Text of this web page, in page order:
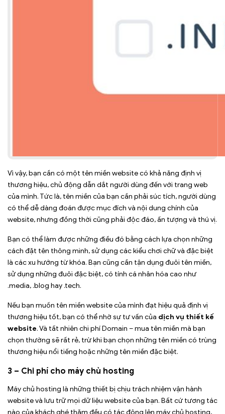
Vì vậy, bạn cần có một tên miền website có khả năng định vị
thương hiệu, chủ động dẫn dắt người dùng đến với trang web
của mình. Tức là, tên miền của bạn cần phải súc tích, người dùng
có thể dễ dàng đoán được mục đích và nội dung chính của
website, nhưng đồng thời cũng phải độc đáo, ấn tượng và thú vị.
Bạn có thể làm được những điều đó bằng cách lựa chọn những
cách đặt tên thông minh, sử dụng các kiểu chơi chữ và đặc biệt
là các xu hướng từ khóa. Bạn cũng cần tận dụng đuôi tên miền,
sử dụng những đuôi đặc biệt, có tính cá nhân hóa cao như
.media, .blog hay .tech.
Nếu bạn muốn tên miền website của mình đạt hiệu quả định vị
thương hiệu tốt, bạn có thể nhờ sự tư vấn của dịch vụ thiết kế
website. Và tất nhiên chi phí Domain – mua tên miền mà bạn
chọn thường sẽ rất rẻ, trừ khi bạn chọn những tên miền có trùng
thương hiệu nổi tiếng hoặc những tên miền đặc biệt.
3 – Chi phí cho máy chủ hosting
Máy chủ hosting là những thiết bị chịu trách nhiệm vận hành
website và lưu trữ mọi dữ liệu website của bạn. Bất cứ tương tác
nào của khách ghé thăm đều có tác động lên máy chủ hosting,